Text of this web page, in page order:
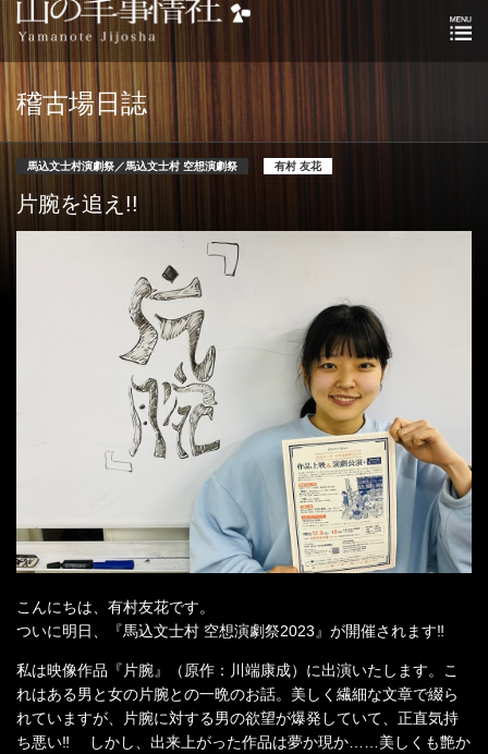
稽古場日誌
馬込文士村演劇祭／馬込文士村 空想演劇祭 有村 友花
片腕を追え!!
こんにちは、有村友花です。
ついに明日、『馬込文士村 空想演劇祭2023』が開催されます‼︎
私は映像作品『片腕』（原作：川端康成）に出演いたします。こ
れはある男と女の片腕との一晩のお話。美しく繊細な文章で綴ら
れていますが、片腕に対する男の欲望が爆発していて、正直気持
ち悪い‼︎ しかし、出来上がった作品は夢か現か……美しくも艶か